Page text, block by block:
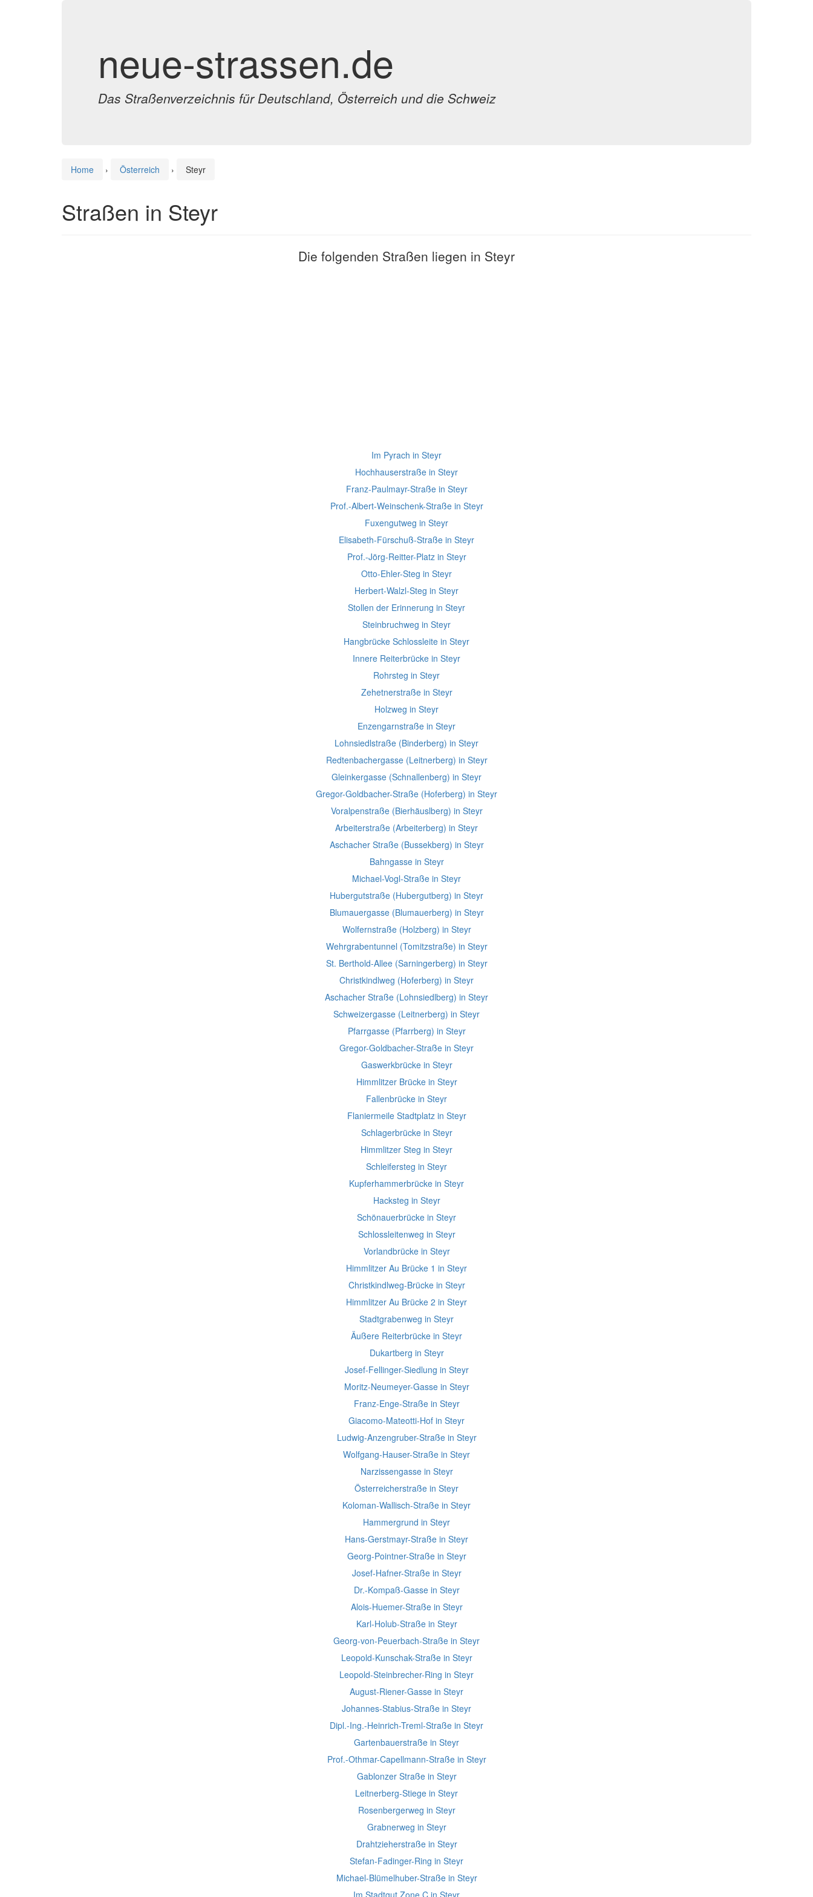
neue-strassen.de
Das Straßenverzeichnis für Deutschland, Österreich und die Schweiz
Home › Österreich › Steyr
Straßen in Steyr
Die folgenden Straßen liegen in Steyr
Im Pyrach in Steyr
Hochhauserstraße in Steyr
Franz-Paulmayr-Straße in Steyr
Prof.-Albert-Weinschenk-Straße in Steyr
Fuxengutweg in Steyr
Elisabeth-Fürschuß-Straße in Steyr
Prof.-Jörg-Reitter-Platz in Steyr
Otto-Ehler-Steg in Steyr
Herbert-Walzl-Steg in Steyr
Stollen der Erinnerung in Steyr
Steinbruchweg in Steyr
Hangbrücke Schlossleite in Steyr
Innere Reiterbrücke in Steyr
Rohrsteg in Steyr
Zehetnerstraße in Steyr
Holzweg in Steyr
Enzengarnstraße in Steyr
Lohnsiedlstraße (Binderberg) in Steyr
Redtenbachergasse (Leitnerberg) in Steyr
Gleinkergasse (Schnallenberg) in Steyr
Gregor-Goldbacher-Straße (Hoferberg) in Steyr
Voralpenstraße (Bierhäuslberg) in Steyr
Arbeiterstraße (Arbeiterberg) in Steyr
Aschacher Straße (Bussekberg) in Steyr
Bahngasse in Steyr
Michael-Vogl-Straße in Steyr
Hubergutstraße (Hubergutberg) in Steyr
Blumauergasse (Blumauerberg) in Steyr
Wolfernstraße (Holzberg) in Steyr
Wehrgrabentunnel (Tomitzstraße) in Steyr
St. Berthold-Allee (Sarningerberg) in Steyr
Christkindlweg (Hoferberg) in Steyr
Aschacher Straße (Lohnsiedlberg) in Steyr
Schweizergasse (Leitnerberg) in Steyr
Pfarrgasse (Pfarrberg) in Steyr
Gregor-Goldbacher-Straße in Steyr
Gaswerkbrücke in Steyr
Himmlitzer Brücke in Steyr
Fallenbrücke in Steyr
Flaniermeile Stadtplatz in Steyr
Schlagerbrücke in Steyr
Himmlitzer Steg in Steyr
Schleifersteg in Steyr
Kupferhammerbrücke in Steyr
Hacksteg in Steyr
Schönauerbrücke in Steyr
Schlossleitenweg in Steyr
Vorlandbrücke in Steyr
Himmlitzer Au Brücke 1 in Steyr
Christkindlweg-Brücke in Steyr
Himmlitzer Au Brücke 2 in Steyr
Stadtgrabenweg in Steyr
Äußere Reiterbrücke in Steyr
Dukartberg in Steyr
Josef-Fellinger-Siedlung in Steyr
Moritz-Neumeyer-Gasse in Steyr
Franz-Enge-Straße in Steyr
Giacomo-Mateotti-Hof in Steyr
Ludwig-Anzengruber-Straße in Steyr
Wolfgang-Hauser-Straße in Steyr
Narzissengasse in Steyr
Österreicherstraße in Steyr
Koloman-Wallisch-Straße in Steyr
Hammergrund in Steyr
Hans-Gerstmayr-Straße in Steyr
Georg-Pointner-Straße in Steyr
Josef-Hafner-Straße in Steyr
Dr.-Kompaß-Gasse in Steyr
Alois-Huemer-Straße in Steyr
Karl-Holub-Straße in Steyr
Georg-von-Peuerbach-Straße in Steyr
Leopold-Kunschak-Straße in Steyr
Leopold-Steinbrecher-Ring in Steyr
August-Riener-Gasse in Steyr
Johannes-Stabius-Straße in Steyr
Dipl.-Ing.-Heinrich-Treml-Straße in Steyr
Gartenbauerstraße in Steyr
Prof.-Othmar-Capellmann-Straße in Steyr
Gablonzer Straße in Steyr
Leitnerberg-Stiege in Steyr
Rosenbergerweg in Steyr
Grabnerweg in Steyr
Drahtzieherstraße in Steyr
Stefan-Fadinger-Ring in Steyr
Michael-Blümelhuber-Straße in Steyr
Im Stadtgut Zone C in Steyr